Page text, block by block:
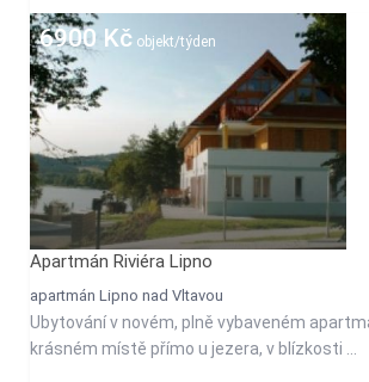
6900 Kčobjekt/týden
Apartmán Riviéra Lipno
apartmán Lipno nad Vltavou
Ubytování v novém, plně vybaveném
krásném místě přímo u jezera, v blízkosti ...